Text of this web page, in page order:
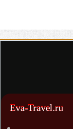
Eva-Travel.ru